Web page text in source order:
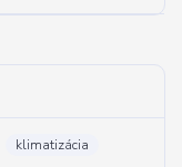
klimatizácia